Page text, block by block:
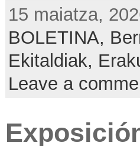
15 maiatza,
BOLETINA,
Ekitaldiak,
Leave a